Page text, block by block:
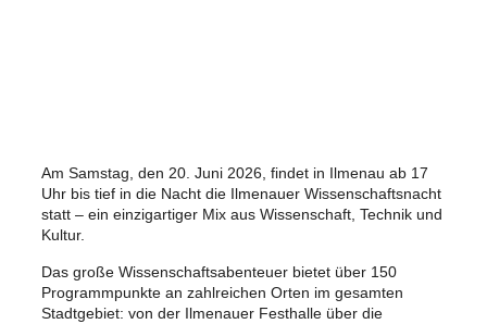
Am Samstag, den 20. Juni 2026, findet in Ilmenau ab 17
Uhr bis tief in die Nacht die Ilmenauer Wissenschaftsnacht
statt – ein einzigartiger Mix aus Wissenschaft, Technik und
Kultur.
Das große Wissenschaftsabenteuer bietet über 150
Programmpunkte an zahlreichen Orten im gesamten
Stadtgebiet: von der Ilmenauer Festhalle über die